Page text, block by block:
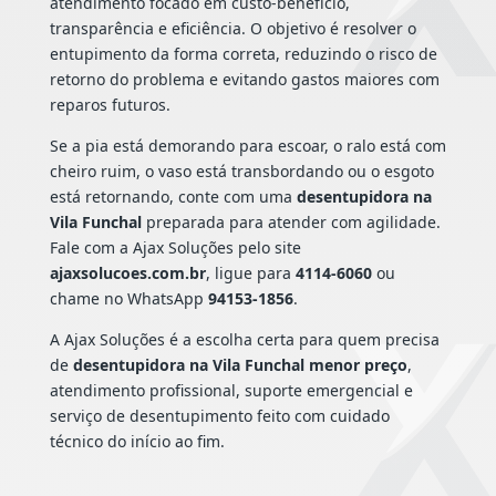
transparência e eficiência. O objetivo é resolver o
entupimento da forma correta, reduzindo o risco de
retorno do problema e evitando gastos maiores com
reparos futuros.
Se a pia está demorando para escoar, o ralo está com
cheiro ruim, o vaso está transbordando ou o esgoto
está retornando, conte com uma desentupidora na
Vila Funchalpreparada para atender com agilidade.
Fale com a Ajax Soluções pelo site
ajaxsolucoes.com.br, ligue para 4114-6060ou
chame no WhatsApp 94153-1856.
A Ajax Soluções é a escolha certa para quem precisa
de desentupidora na Vila Funchal menor preço,
atendimento profissional, suporte emergencial e
serviço de desentupimento feito com cuidado
técnico do início ao fim.